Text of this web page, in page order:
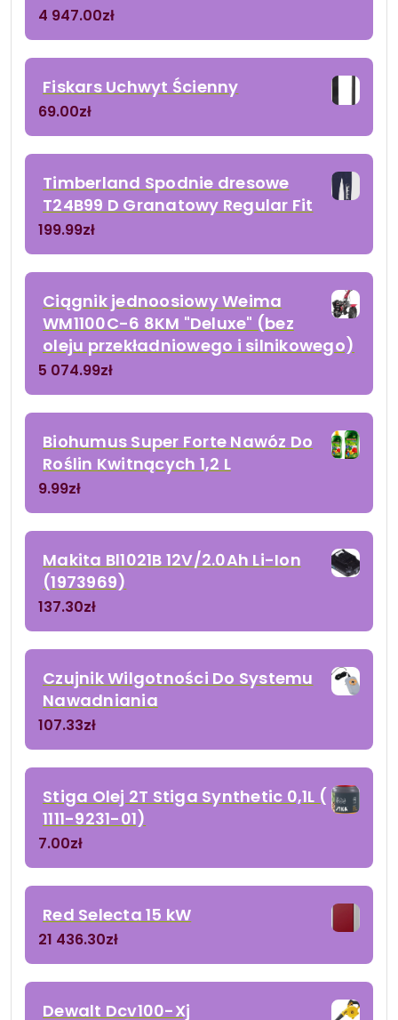
4 947.00zł
Fiskars Uchwyt Ścienny
69.00zł
Timberland Spodnie dresowe
T24B99 D Granatowy Regular Fit
199.99zł
Ciągnik jednoosiowy Weima
WM1100C-6 8KM "Deluxe" (bez
oleju przekładniowego i silnikowego)
5 074.99zł
Biohumus Super Forte Nawóz Do
Roślin Kwitnących 1,2 L
9.99zł
Makita Bl1021B 12V/2.0Ah Li-Ion
(1973969)
137.30zł
Czujnik Wilgotności Do Systemu
Nawadniania
107.33zł
Stiga Olej 2T Stiga Synthetic 0,1L (
1111-9231-01)
7.00zł
Red Selecta 15 kW
21 436.30zł
Dewalt Dcv100-Xj